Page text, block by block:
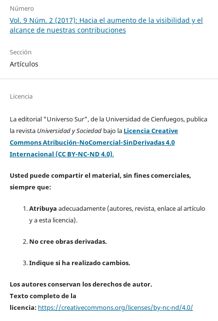
Número
Vol. 9 Núm. 2 (2017): Hacia el aumento de la visibilidad y el
alcance de nuestras contribuciones
Sección
Artículos
Licencia
La editorial "Universo Sur", de la Universidad de Cienfuegos, publica
la revista Universidad y Sociedad bajo la Licencia Creative
Commons Atribución-NoComercial-SinDerivadas 4.0
Internacional (CC BY-NC-ND 4.0).
Usted puede compartir el material, sin fines comerciales,
siempre que:
Atribuya adecuadamente (autores, revista, enlace al artículo
y a esta licencia).
No cree obras derivadas.
Indique si ha realizado cambios.
Los autores conservan los derechos de autor.
Texto completo de la
licencia: https://creativecommons.org/licenses/by-nc-nd/4.0/